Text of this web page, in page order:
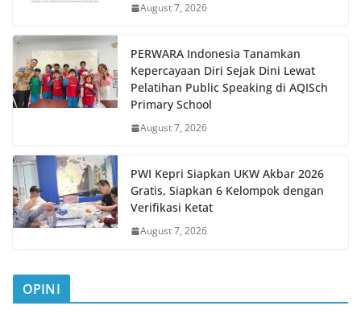
August 7, 2026
PERWARA Indonesia Tanamkan
Kepercayaan Diri Sejak Dini Lewat
Pelatihan Public Speaking di AQISch
Primary School
August 7, 2026
PWI Kepri Siapkan UKW Akbar 2026
Gratis, Siapkan 6 Kelompok dengan
Verifikasi Ketat
August 7, 2026
OPINI